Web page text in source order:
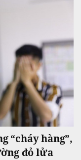
“cháy hàng”,
đỏ lửa